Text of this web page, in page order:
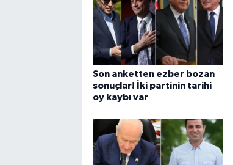
Son anketten ezber bozan
sonuçlar! İki partinin tarihi
oy kaybı var